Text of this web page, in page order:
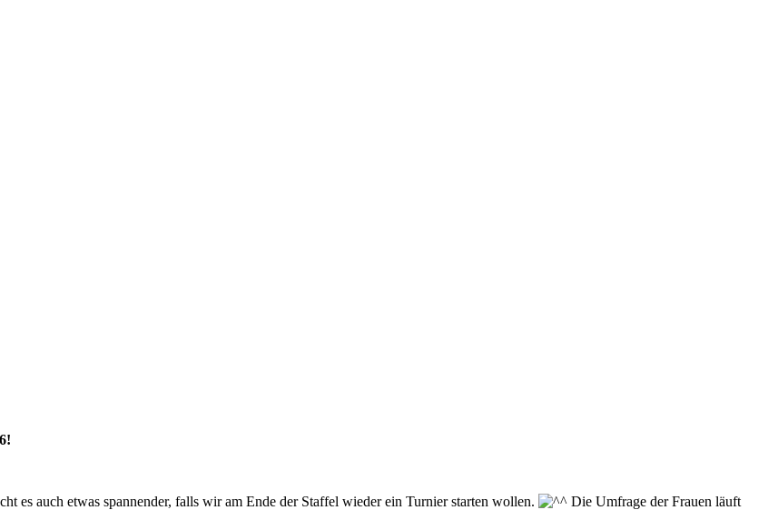
es auch etwas spannender, falls wir am Ende der Staffel wieder ein Turnier starten wollen.
Die Umfrage der Frauen läuft